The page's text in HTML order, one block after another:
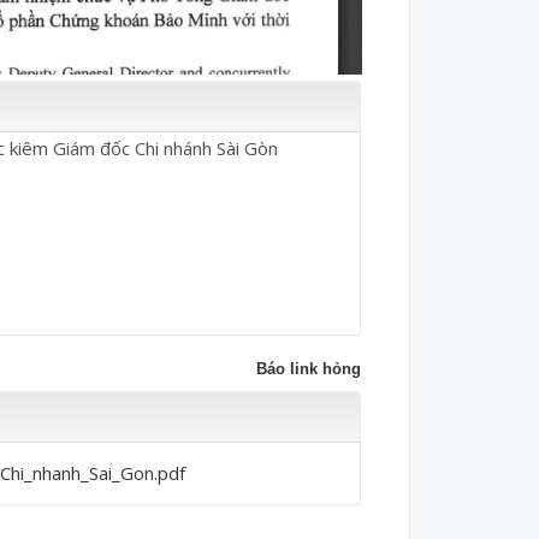
Giám đốc Chi nhánh Sài Gòn
Báo link hỏng